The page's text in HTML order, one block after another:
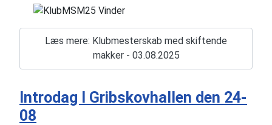
Læs mere: Klubmesterskab med skiftende
makker - 03.08.2025
Introdag I Gribskovhallen den 24-
08